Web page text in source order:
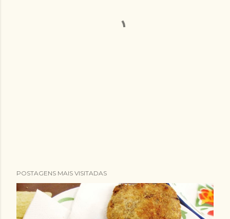
POSTAGENS MAIS VISITADAS